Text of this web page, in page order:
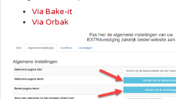
Via Bake-it
Via Orbak